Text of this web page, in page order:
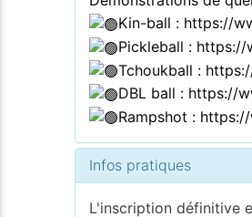
Kin-ball : https://
Pickleball : https://
Tchoukball :
DBL ball : https://
Rampshot :
Infos pratiques
L'inscription définitive